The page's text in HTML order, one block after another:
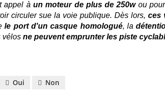
appel à un moteur de plus de 250wou
circuler sue la voie publique. Dès lors,ces
le port d'un casque homologué, la
vélosne peuvent emprunter les piste
Oui Non